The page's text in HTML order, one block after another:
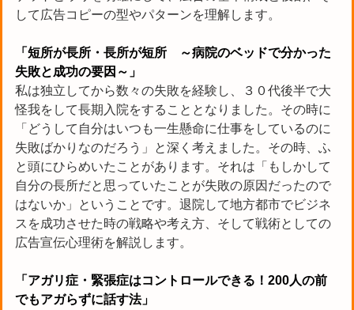
して広告コピーの型やパターンを理解します。
「短所が長所・長所が短所 ～病院のベッドで分かった
失敗と成功の要因～」
私は独立してから数々の失敗を経験し、３０代後半で大
怪我をして長期入院をすることとなりました。その時に
「どうして自分はいつも一生懸命に仕事をしているのに
失敗ばかりなのだろう」と深く考えました。その時、ふ
と頭にひらめいたことがあります。それは「もしかして
自分の長所だと思っていたことが失敗の原因だったので
はないか」ということです。退院して地方都市でビジネ
スを成功させた時の戦略や考え方、そして戦術としての
広告宣伝心理術を解説します。
「アガリ症・緊張症はコントロールできる！200人の前
でもアガらずに話す法」